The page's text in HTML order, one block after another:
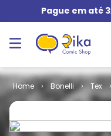
Pague em até
Bonelli Tex